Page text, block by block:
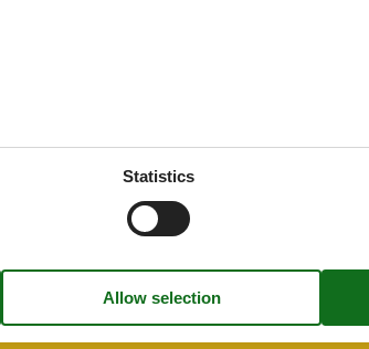
Statistics